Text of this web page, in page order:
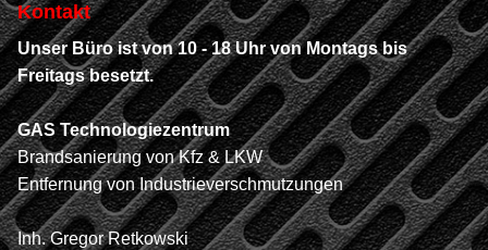
Kontakt
Unser Büro ist von 10 - 18 Uhr von Montags bis
Freitags besetzt.
GAS Technologiezentrum
Brandsanierung von Kfz & LKW
Entfernung von Industrieverschmutzungen
Inh. Gregor Retkowski